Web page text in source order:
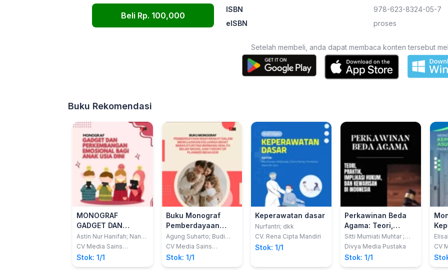
Beli Rp. 100,000
ISBN
978-623-8324-05-7
eISBN
proses
Setelah membeli, anda dapat membaca konten tersebut
Buku Rekomendasi
MONOGRAF
GADGET DAN
PERKEMBANGAN
EMOSIONAL BAGI
ANAK USIA DINI
Astin Nur Hanifah; Nana
Usnawati
CV Media Sains
Indonesia
Stok: 1/1
Buku Monograf
Pemberdayaan
Masyarakat dalam
Mewujudkan
Keluarga Sehat
Bebas Stunting
Agung Suharto; Budi
Joko Santosa
CV Media Sains
Indonesia
Stok: 1/1
Keperawatan dasar
Nurfantri; dkk
CV. Rena Cipta Mandiri
Stok: 1/1
Perkawinan Beda
Agama: Teori,
Praktik, Implikasi
Hukum, dan
Kewarissan di
Indonesia
Sitti Murniati Muhtar ;
Cornelis Hendra
Watungadha
Divya Media Pustaka
Stok: 1/1
di
CV